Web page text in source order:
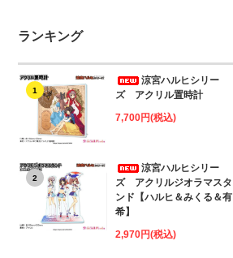
ランキング
1
涼宮ハルヒシリー
ズ アクリル置時計
7,700円(税込)
2
涼宮ハルヒシリー
ズ アクリルジオラマスタ
ンド【ハルヒ＆みくる＆有
希】
2,970円(税込)